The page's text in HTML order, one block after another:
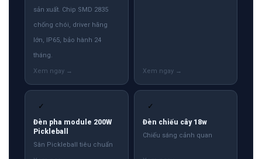
sản xuất. Chip SMD 2835
chống chói, driver hãng
lớn, IP65, bảo hành 24
tháng.
✓
Đèn pha module 200W
Pickleball
Sân Pickleball tiêu chuẩn
✓
Đèn chiếu cây 18w
Chiếu sáng cảnh quan